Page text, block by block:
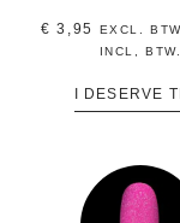
€ 3,95 EXCL.
INCL, BTW.
I DESERVE